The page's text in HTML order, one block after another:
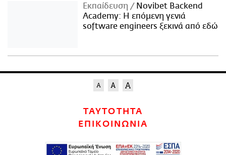
Εκπαίδευση
Novibet Backend
Academy: Η επόμενη γενιά
software engineers ξεκινά από εδώ
ΤΑΥΤΟΤΗΤΑ
ΕΠΙΚΟΙΝΩΝΙΑ